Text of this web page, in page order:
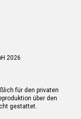
2026
für den privaten
über den
gestattet.